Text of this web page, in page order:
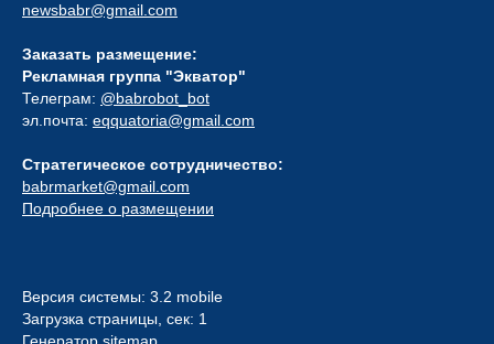
newsbabr@gmail.com
Заказать размещение:
Рекламная группа "Экватор"
Телеграм: @babrobot_bot
эл.почта: eqquatoria@gmail.com
Стратегическое сотрудничество:
babrmarket@gmail.com
Подробнее о размещении
Версия системы: 3.2 mobile
Загрузка страницы, сек: 1